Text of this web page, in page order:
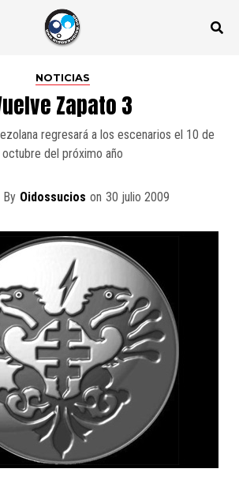
NOTICIAS
Zapato 3
regresará a los escenarios el 10 de
octubre del próximo año
By Oidossucios on 30 julio 2009